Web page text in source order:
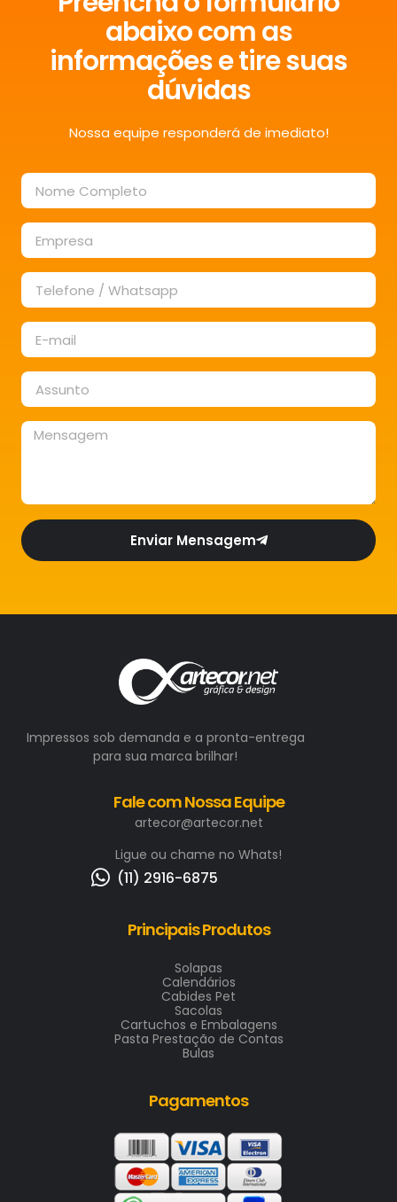
abaixo com as
informações e tire suas
dúvidas
Nossa equipe responderá de imediato!
Enviar Mensagem
Impressos sob demanda e a pronta-entrega
para sua marca brilhar!
Fale com Nossa Equipe
artecor@artecor.net
Ligue ou chame no Whats!
(11) 2916-6875
Principais Produtos
Solapas
Calendários
Cabides Pet
Sacolas
Cartuchos e Embalagens
Pasta Prestação de Contas
Bulas
Pagamentos